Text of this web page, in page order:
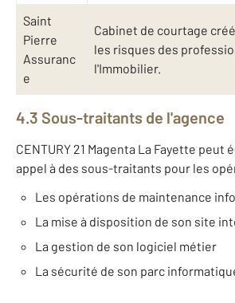
Saint
Pierre
Assuranc
e
Cabinet de courtage
les risques des
l'Immobilier.
4.3 Sous-traitants de l'agence
CENTURY 21 Magenta La Fayette peut
appel à des sous-traitants pour les
Les opérations de maintenance
La mise à disposition de son site
La gestion de son logiciel métier
La sécurité de son parc